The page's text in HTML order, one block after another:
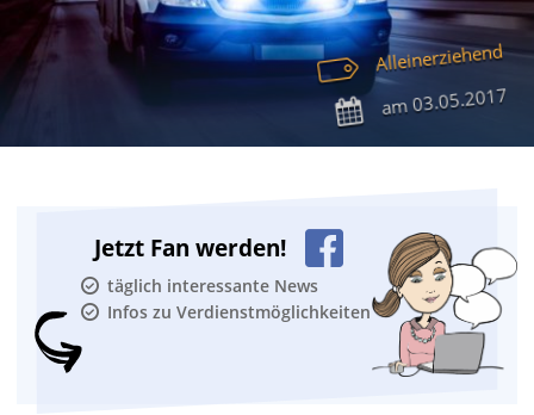
Alleinerziehend
am03.05.2017
Jetzt Fan werden!
täglich interessante News
Infos zu Verdienstmöglichkeiten